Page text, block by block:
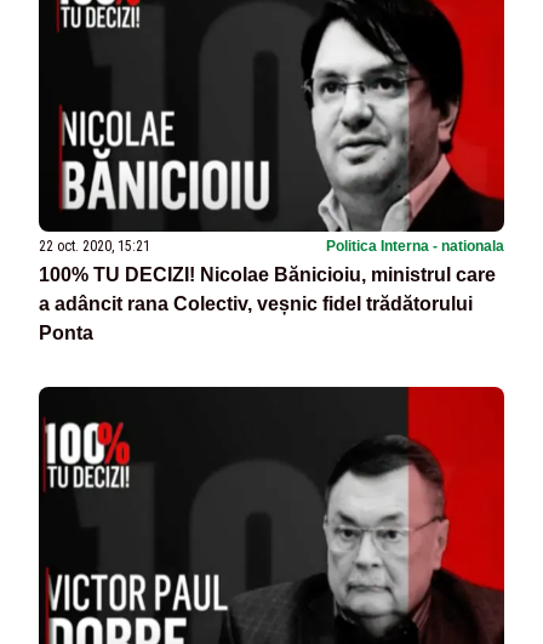
22 oct. 2020, 15:21 Politica Interna - nationala
100% TU DECIZI! Nicolae Bănicioiu, ministrul care
a adâncit rana Colectiv, veșnic fidel trădătorului
Ponta